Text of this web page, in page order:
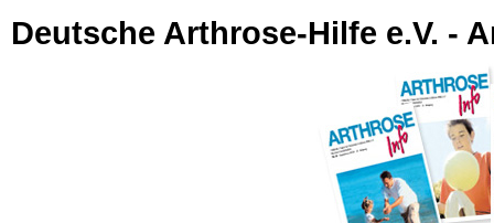
Deutsche Arthrose-Hilfe e.V. -